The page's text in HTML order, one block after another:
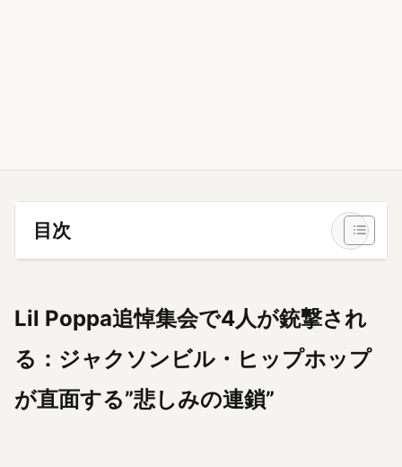
目次
Lil Poppa追悼集会で4人が銃撃され
る：ジャクソンビル・ヒップホップ
が直面する”悲しみの連鎖”